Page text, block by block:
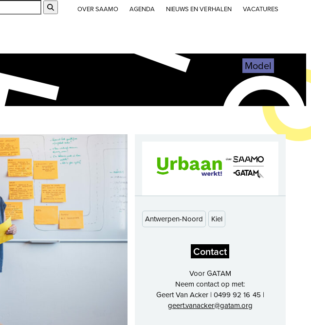
OVER SAAMO AGENDA NIEUWS EN VERHALEN VACATURES
Model
Antwerpen-Noord Kiel
Contact
Voor GATAM
Neem contact op met:
Geert Van Acker | 0499 92 16 45 |
geert.vanacker@gatam.org